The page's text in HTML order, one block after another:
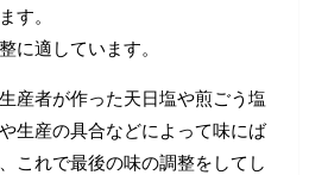
す。
に適しています。
産者が作った天日塩や煎ごう塩
生産の具合などによって味にば
これで最後の味の調整をしてし